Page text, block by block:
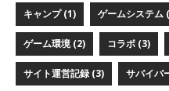
キャンプ (1) ゲームシステム
ゲーム環境 (2) コラボ (3)
サイト運営記録 (3) サバイバ